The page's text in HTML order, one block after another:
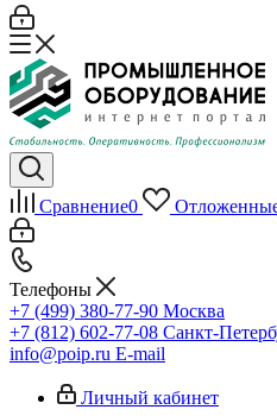
Сравнение0
Телефоны
+7 (499) 380-77-90 Москва
+7 (812) 602-77-08 Санкт-
info@poip.ru E-mail
Личный кабинет